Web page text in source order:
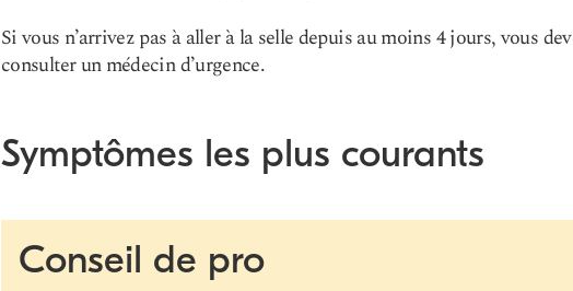
Si vous n’arrivez pas à aller à la selle depuis au moins 4 jours, vous
consulter un médecin d’urgence.
Symptômes les plus courants
Conseil de pro